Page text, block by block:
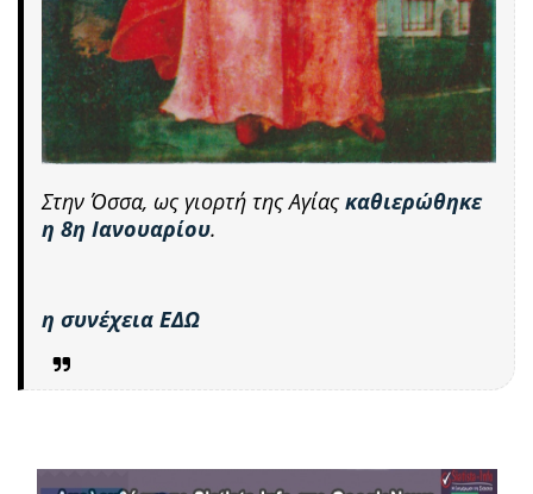
Στην Όσσα, ως γιορτή της Αγίας καθιερώθηκε
η 8η Ιανουαρίου.
η συνέχεια ΕΔΩ